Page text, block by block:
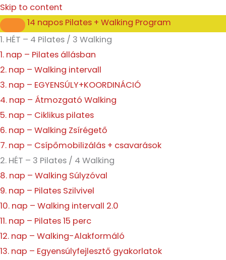
Skip to content
14 napos Pilates + Walking Program
1. HÉT – 4 Pilates / 3 Walking
1. nap – Pilates állásban
2. nap – Walking intervall
3. nap – EGYENSÚLY+KOORDINÁCIÓ
4. nap – Átmozgató Walking
5. nap – Ciklikus pilates
6. nap – Walking Zsírégető
7. nap – Csípőmobilizálás + csavarások
2. HÉT – 3 Pilates / 4 Walking
8. nap – Walking Súlyzóval
9. nap – Pilates Szilvivel
10. nap – Walking intervall 2.0
11. nap – Pilates 15 perc
12. nap – Walking-Alakformáló
13. nap – Egyensúlyfejlesztő gyakorlatok
Enter Presenter
Mode